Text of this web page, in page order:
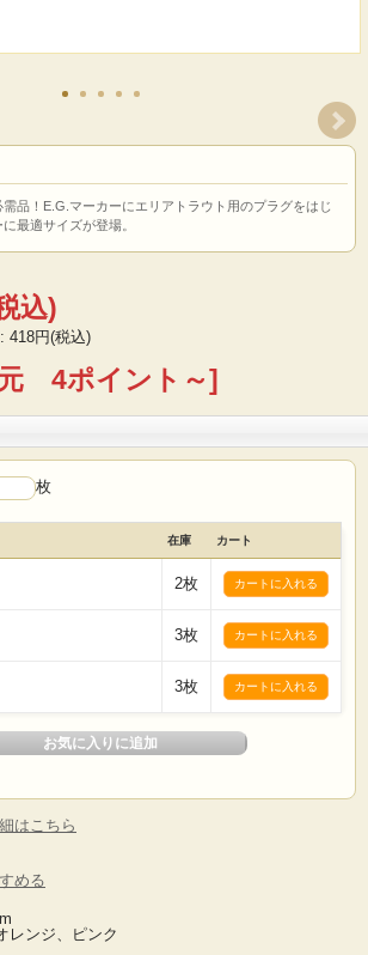
品！E.G.マーカーにエリアトラウト用のプラグをはじ
最適サイズが登場。
込)
418円(税込)
4ポイント～]
枚
在庫 カート
2枚
3枚
3枚
はこちら
める
レンジ、ピンク